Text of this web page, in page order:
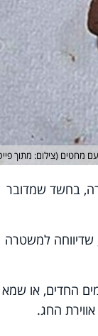
מחטים (צילום: מתוך
בחשד שמדובר
שדיווחה למשטרה
החדים, או
החג.